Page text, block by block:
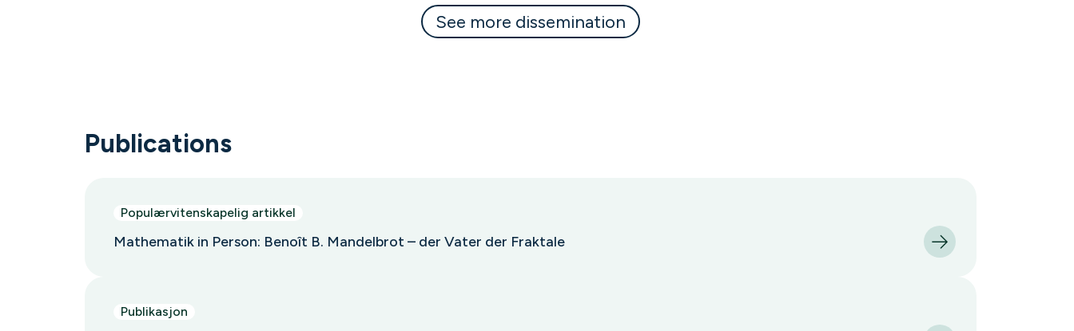
See more dissemination
Publications
Populærvitenskapelig artikkel
Mathematik in Person: Benoît B. Mandelbrot – der Vater der Fraktale
Publikasjon